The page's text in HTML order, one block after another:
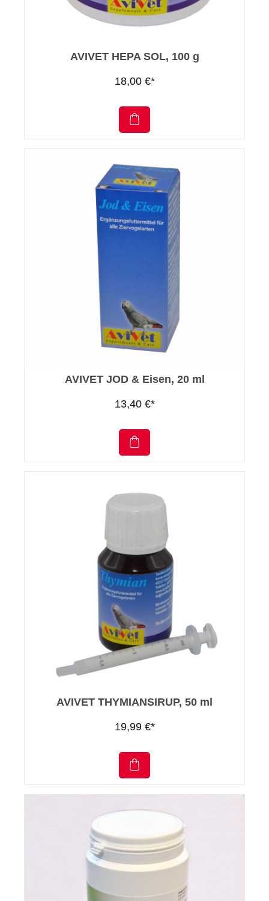
AVIVET HEPA SOL, 100 g
18,00 €*
AVIVET JOD & Eisen, 20 ml
13,40 €*
AVIVET THYMIANSIRUP, 50 ml
19,99 €*